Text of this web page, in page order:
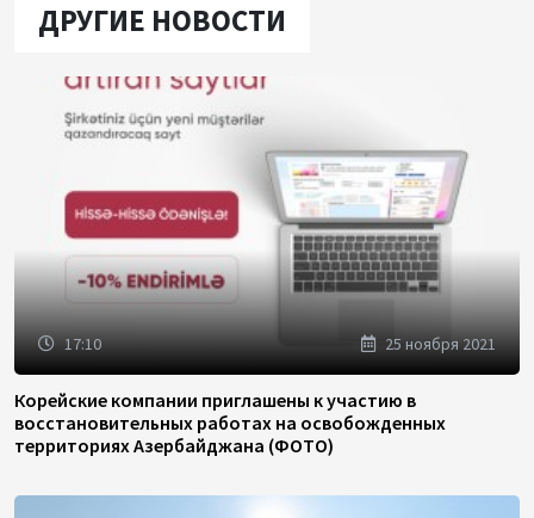
ДРУГИЕ НОВОСТИ
17:10 25 ноября 2021
Корейские компании приглашены к участию в
восстановительных работах на освобожденных
территориях Азербайджана (ФОТО)